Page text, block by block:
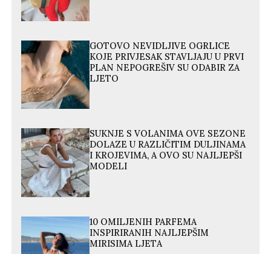
GOTOVO NEVIDLJIVE OGRLICE
KOJE PRIVJESAK STAVLJAJU U PRVI
PLAN NEPOGREŠIV SU ODABIR ZA
LJETO
SUKNJE S VOLANIMA OVE SEZONE
DOLAZE U RAZLIČITIM DULJINAMA
I KROJEVIMA, A OVO SU NAJLJEPŠI
MODELI
10 OMILJENIH PARFEMA
INSPIRIRANIH NAJLJEPŠIM
MIRISIMA LJETA